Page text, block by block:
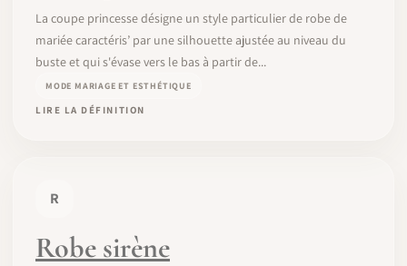
La coupe princesse désigne un style particulier de robe de
mariée caractéris’ par une silhouette ajustée au niveau du
buste et qui s'évase vers le bas à partir de...
MODE MARIAGE ET ESTHÉTIQUE
LIRE LA DÉFINITION
R
Robe sirène